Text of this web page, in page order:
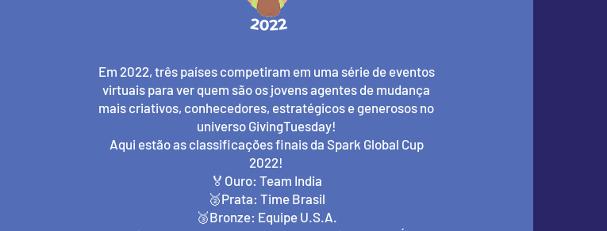
Em 2022, três países competiram em uma série de eventos
virtuais para ver quem são os jovens agentes de mudança
mais criativos, conhecedores, estratégicos e generosos no
universo GivingTuesday!
Aqui estão as classificações finais da Spark Global Cup
2022!
🏅Ouro: Team India
🥈Prata: Time Brasil
🥉Bronze: Equipe U.S.A.